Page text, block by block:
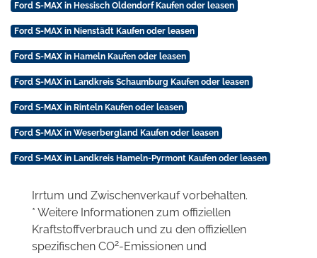
Ford S-MAX in Hessisch Oldendorf Kaufen oder leasen
Ford S-MAX in Nienstädt Kaufen oder leasen
Ford S-MAX in Hameln Kaufen oder leasen
Ford S-MAX in Landkreis Schaumburg Kaufen oder leasen
Ford S-MAX in Rinteln Kaufen oder leasen
Ford S-MAX in Weserbergland Kaufen oder leasen
Ford S-MAX in Landkreis Hameln-Pyrmont Kaufen oder leasen
Irrtum und Zwischenverkauf vorbehalten.
* Weitere Informationen zum offiziellen
Kraftstoffverbrauch und zu den offiziellen
spezifischen CO2-Emissionen und